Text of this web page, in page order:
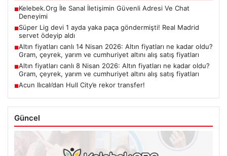
■Kelebek.Org İle Sanal İletişimin Güvenli Adresi Ve Chat
Deneyimi
■Süper Lig devi 1 ayda yaka paça göndermişti! Real Madrid
servet ödeyip aldı
■Altın fiyatları canlı 14 Nisan 2026: Altın fiyatları ne kadar oldu?
Gram, çeyrek, yarım ve cumhuriyet altını alış satış fiyatları
■Altın fiyatları canlı 8 Nisan 2026: Altın fiyatları ne kadar oldu?
Gram, çeyrek, yarım ve cumhuriyet altını alış satış fiyatları
■Acun Ilıcalı’dan Hull City’e rekor transfer!
Güncel